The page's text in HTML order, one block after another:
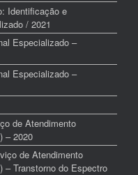
Identificação e
/ 2021
Especializado –
Especializado –
de Atendimento
– 2020
de Atendimento
– Transtorno do Espectro